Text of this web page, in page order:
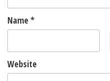
Name *
Website